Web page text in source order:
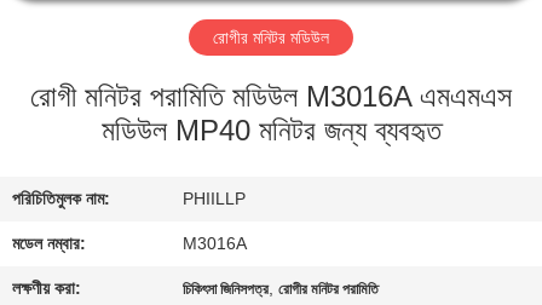
সম্বন্ধে
কারখানা
গুণমান
নিয়ন্ত্রণ
রোগীর মনিটর মডিউল
রোগী মনিটর পরামিতি মডিউল M3016A এমএমএস
মডিউল MP40 মনিটর জন্য ব্যবহৃত
পরিচিতিমুলক নাম: PHIILLP
মডেল নম্বার: M3016A
লক্ষণীয় করা: চিকিৎসা জিনিসপত্র,রোগীর মনিটর পরামিতি